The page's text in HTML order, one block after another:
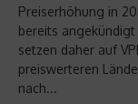
Preiserhöhung in
bereits
setzen daher auf
preiswerteren
nach...